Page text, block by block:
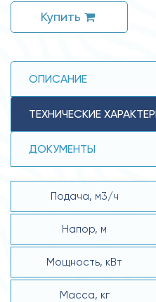
Купить
ОПИСАНИЕ
ТЕХНИЧЕСКИЕ
ДОКУМЕНТЫ
Подача, м3/ч
Напор, м
Мощность, кВт
Масса, кг